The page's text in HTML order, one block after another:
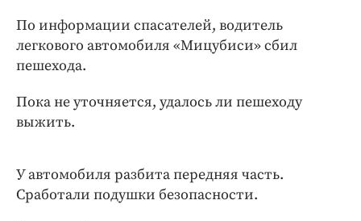
По информации спасателей, водитель
легкового автомобиля «Мицубиси» сбил
пешехода.
Пока не уточняется, удалось ли пешеходу
выжить.
У автомобиля разбита передняя часть.
Сработали подушки безопасности.